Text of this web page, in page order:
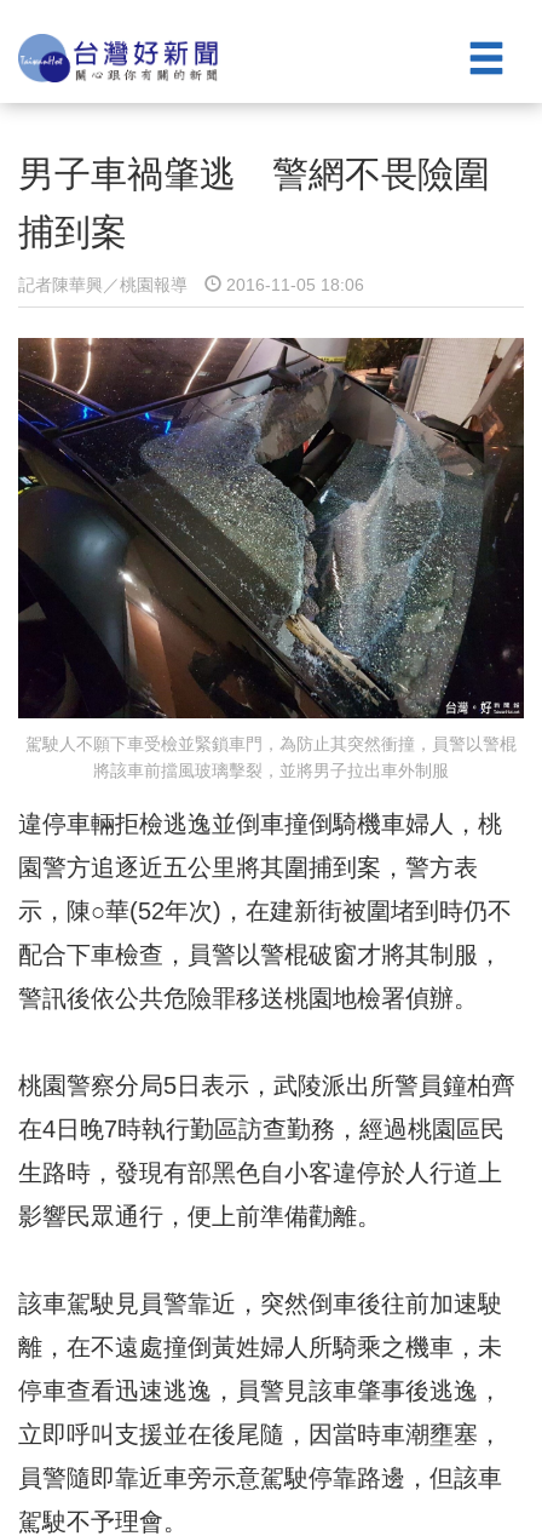
男子車禍肇逃 警網不畏險圍
捕到案
記者陳華興／桃園報導 2016-11-05 18:06
駕駛人不願下車受檢並緊鎖車門，為防止其突然衝撞，員警以警棍
將該車前擋風玻璃擊裂，並將男子拉出車外制服
違停車輛拒檢逃逸並倒車撞倒騎機車婦人，桃
園警方追逐近五公里將其圍捕到案，警方表
示，陳○華(52年次)，在建新街被圍堵到時仍不
配合下車檢查，員警以警棍破窗才將其制服，
警訊後依公共危險罪移送桃園地檢署偵辦。
桃園警察分局5日表示，武陵派出所警員鐘柏齊
在4日晚7時執行勤區訪查勤務，經過桃園區民
生路時，發現有部黑色自小客違停於人行道上
影響民眾通行，便上前準備勸離。
該車駕駛見員警靠近，突然倒車後往前加速駛
離，在不遠處撞倒黃姓婦人所騎乘之機車，未
停車查看迅速逃逸，員警見該車肇事後逃逸，
立即呼叫支援並在後尾隨，因當時車潮壅塞，
員警隨即靠近車旁示意駕駛停靠路邊，但該車
駕駛不予理會。